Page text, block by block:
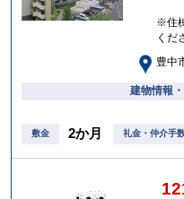
※住
くだ
豊中
建物情報
敷金 2か月 礼金・仲介手